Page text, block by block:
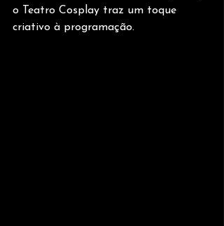
o Teatro Cosplay traz um toque
criativo à programação.